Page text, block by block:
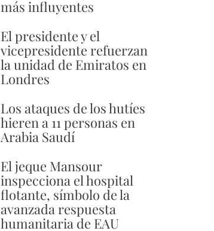
más influyentes
El presidente y el
vicepresidente refuerzan
la unidad de Emiratos en
Londres
Los ataques de los hutíes
hieren a 11 personas en
Arabia Saudí
El jeque Mansour
inspecciona el hospital
flotante, símbolo de la
avanzada respuesta
humanitaria de EAU